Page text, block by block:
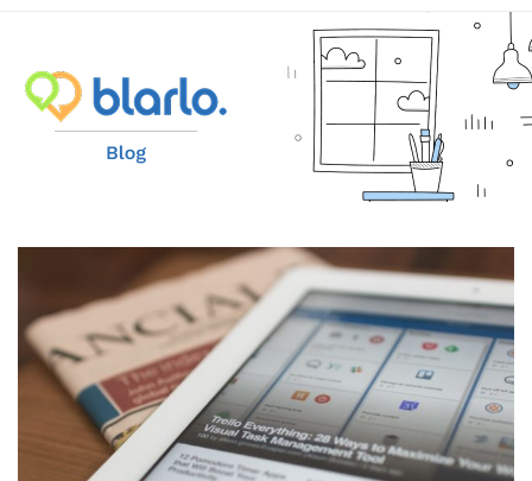
B
l
o